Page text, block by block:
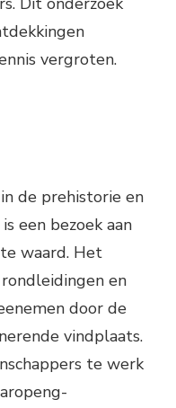
vergroten.
de prehistorie en
een bezoek aan
waard. Het
en
door de
vindplaats.
te werk